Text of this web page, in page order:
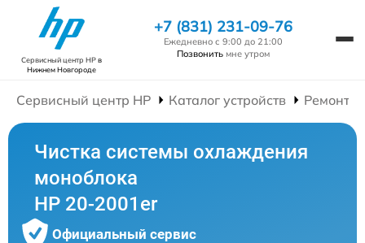
Сервисный центр HPв
Нижнем Новгороде
+7 (831) 231-09-76
Ежедневно с 9:00 до 21:00
Позвонить мне утром
Сервисный центр HP Каталог устройств Ремонт
Чистка системы охлаждения
моноблока
HP 20-2001er
Официальный сервис